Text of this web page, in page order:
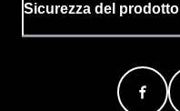
Sicurezza del prodotto